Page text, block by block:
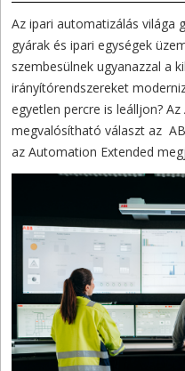
Az ipari automatizálás világa
gyárak és ipari egységek
szembesülnek ugyanazzal a
irányítórendszereket
egyetlen percre is leálljon?
megvalósítható választ az
az Automation Extended